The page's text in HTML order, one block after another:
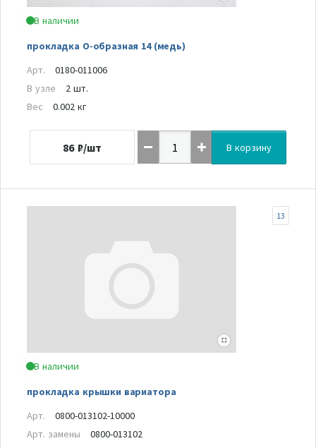
В наличии
прокладка О-образная 14 (медь)
Арт.
0180-011006
В узле
2 шт.
Вес
0.002 кг
86 ₽/шт В корзину
В наличии
прокладка крышки вариатора
13
Арт.
0800-013102-10000
Арт. замены
0800-013102